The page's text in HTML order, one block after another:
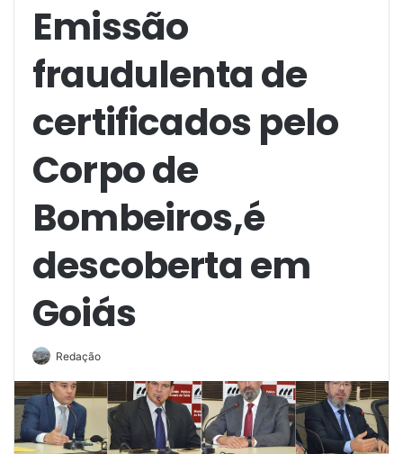
Emissão
fraudulenta de
certificados pelo
Corpo de
Bombeiros,é
descoberta em
Goiás
Redação